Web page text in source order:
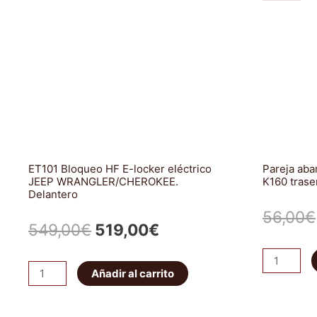
de
ET101 Bloqueo HF E-locker eléctrico
JEEP WRANGLER/CHEROKEE.
Delantero
549,00€ El
precio
original
519,00€
precio
actual
ET101
Bloqueo
Añadir al carrito
Pareja
K160
56,00€
Pareja
abarcones